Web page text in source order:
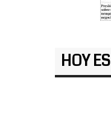
HOY ES